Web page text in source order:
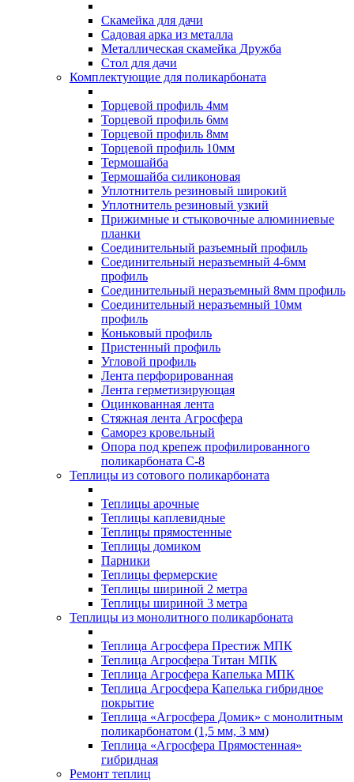
Скамейка для дачи
Садовая арка из металла
Металлическая скамейка Дружба
Стол для дачи
Комплектующие для поликарбоната
Торцевой профиль 4мм
Торцевой профиль 6мм
Торцевой профиль 8мм
Торцевой профиль 10мм
Термошайба
Термошайба силиконовая
Уплотнитель резиновый широкий
Уплотнитель резиновый узкий
Прижимные и стыковочные алюминиевые
планки
Соединительный разъемный профиль
Соединительный неразъемный 4-6мм
профиль
Соединительный неразъемный 8мм профиль
Соединительный неразъемный 10мм
профиль
Коньковый профиль
Пристенный профиль
Угловой профиль
Лента перфорированная
Лента герметизирующая
Оцинкованная лента
Стяжная лента Агросфера
Саморез кровельный
Опора под крепеж профилированного
поликарбоната С-8
Теплицы из сотового поликарбоната
Теплицы арочные
Теплицы каплевидные
Теплицы прямостенные
Теплицы домиком
Парники
Теплицы фермерские
Теплицы шириной 2 метра
Теплицы шириной 3 метра
Теплицы из монолитного поликарбоната
Теплица Агросфера Престиж МПК
Теплица Агросфера Титан МПК
Теплица Агросфера Капелька МПК
Теплица Агросфера Капелька гибридное
покрытие
Теплица «Агросфера Домик» с монолитным
поликарбонатом (1,5 мм, 3 мм)
Теплица «Агросфера Прямостенная»
гибридная
Ремонт теплиц